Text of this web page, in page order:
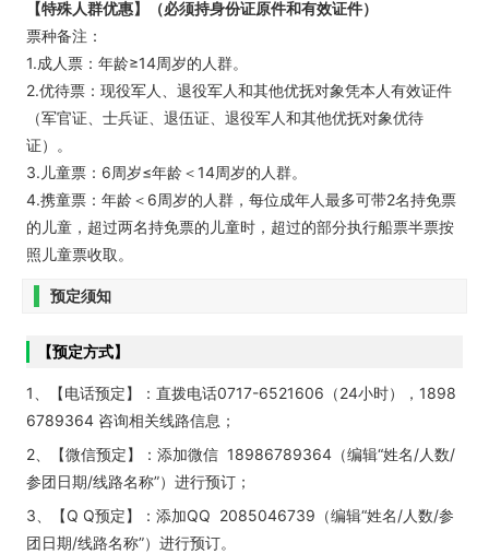
【特殊人群优惠】（必须持身份证原件和有效证件）
票种备注：
1.成人票：年龄≥14周岁的人群。
2.优待票：现役军人、退役军人和其他优抚对象凭本人有效证件
（军官证、士兵证、退伍证、退役军人和其他优抚对象优待
证）。
3.儿童票：6周岁≤年龄＜14周岁的人群。
4.携童票：年龄＜6周岁的人群，每位成年人最多可带2名持免票
的儿童，超过两名持免票的儿童时，超过的部分执行船票半票按
照儿童票收取。
预定须知
【预定方式】
1、【电话预定】：直拨电话0717-6521606（24小时），1898
6789364 咨询相关线路信息；
2、【微信预定】：添加微信 18986789364（编辑“姓名/人数/
参团日期/线路名称”）进行预订；
3、【Q Q预定】：添加QQ 2085046739（编辑“姓名/人数/参
团日期/线路名称”）进行预订。